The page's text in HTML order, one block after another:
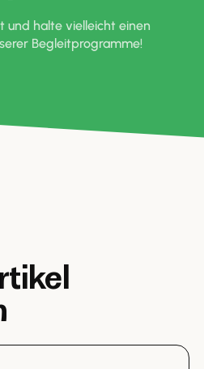
und halte vielleicht einen
Begleitprogramme!